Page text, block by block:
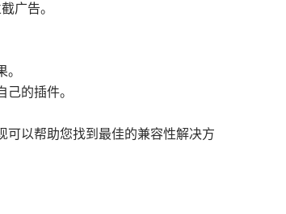
广告。
的插件。
可以帮助您找到最佳的兼容性解决方